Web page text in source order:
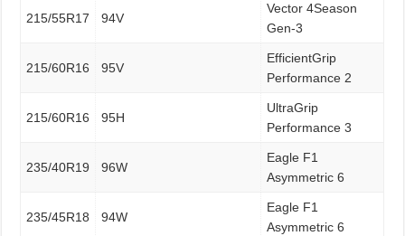
215/55R17 94V
Vector 4Season
Gen-3
215/60R16 95V
EfficientGrip
Performance 2
215/60R16 95H
UltraGrip
Performance 3
235/40R19 96W
Eagle F1
Asymmetric 6
235/45R18 94W
Eagle F1
Asymmetric 6